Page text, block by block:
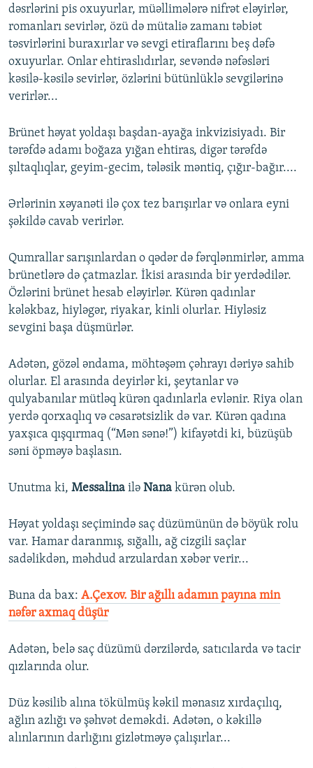
dəsrlərini pis oxuyurlar, müəllimələrə nifrət eləyirlər,
romanları sevirlər, özü də mütaliə zamanı təbiət
təsvirlərini buraxırlar və sevgi etiraflarını beş dəfə
oxuyurlar. Onlar ehtiraslıdırlar, sevəndə nəfəsləri
kəsilə-kəsilə sevirlər, özlərini bütünlüklə sevgilərinə
verirlər...
Brünet həyat yoldaşı başdan-ayağa inkvizisiyadı. Bir
tərəfdə adamı boğaza yığan ehtiras, digər tərəfdə
şıltaqlıqlar, geyim-gecim, tələsik məntiq, çığır-bağır....
Ərlərinin xəyanəti ilə çox tez barışırlar və onlara eyni
şəkildə cavab verirlər.
Qumrallar sarışınlardan o qədər də fərqlənmirlər, amma
brünetlərə də çatmazlar. İkisi arasında bir yerdədilər.
Özlərini brünet hesab eləyirlər. Kürən qadınlar
kələkbaz, hiyləgər, riyakar, kinli olurlar. Hiyləsiz
sevgini başa düşmürlər.
Adətən, gözəl əndama, möhtəşəm çəhrayı dəriyə sahib
olurlar. El arasında deyirlər ki, şeytanlar və
qulyabanılar mütləq kürən qadınlarla evlənir. Riya olan
yerdə qorxaqlıq və cəsarətsizlik də var. Kürən qadına
yaxşıca qışqırmaq (“Mən sənə!”) kifayətdi ki, büzüşüb
səni öpməyə başlasın.
Unutma ki, Messalina ilə Nana kürən olub.
Həyat yoldaşı seçimində saç düzümünün də böyük rolu
var. Hamar daranmış, sığallı, ağ cizgili saçlar
sadəlikdən, məhdud arzulardan xəbər verir...
Buna da bax: A.Çexov. Bir ağıllı adamın payına min
nəfər axmaq düşür
Adətən, belə saç düzümü dərzilərdə, satıcılarda və tacir
qızlarında olur.
Düz kəsilib alına tökülmüş kəkil mənasız xırdaçılıq,
ağlın azlığı və şəhvət deməkdi. Adətən, o kəkillə
alınlarının darlığını gizlətməyə çalışırlar...